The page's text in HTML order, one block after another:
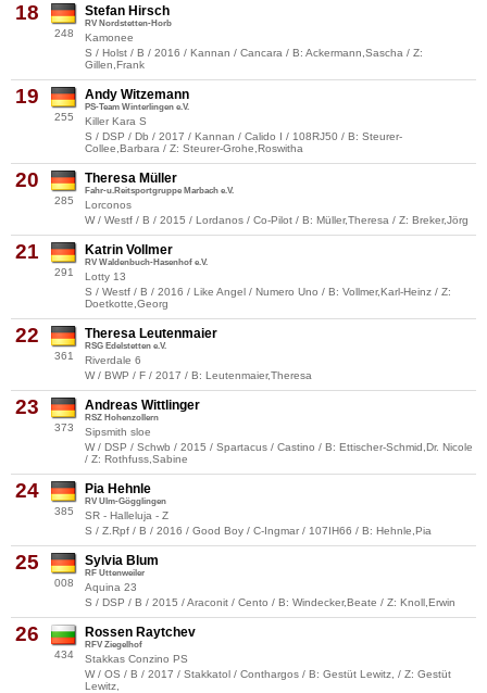
18
248
Stefan Hirsch
RV Nordstetten-Horb
Kamonee
S / Holst / B / 2016 / Kannan / Cancara / B: Ackermann,Sascha / Z:
Gillen,Frank
19
255
Andy Witzemann
PS-Team Winterlingen e.V.
Killer Kara S
S / DSP / Db / 2017 / Kannan / Calido I / 108RJ50 / B: Steurer-
Collee,Barbara / Z: Steurer-Grohe,Roswitha
20
285
Theresa Müller
Fahr-u.Reitsportgruppe Marbach e.V.
Lorconos
W / Westf / B / 2015 / Lordanos / Co-Pilot / B: Müller,Theresa / Z: Breker,Jörg
21
291
Katrin Vollmer
RV Waldenbuch-Hasenhof e.V.
Lotty 13
S / Westf / B / 2016 / Like Angel / Numero Uno / B: Vollmer,Karl-Heinz / Z:
Doetkotte,Georg
22
361
Theresa Leutenmaier
RSG Edelstetten e.V.
Riverdale 6
W / BWP / F / 2017 / B: Leutenmaier,Theresa
23
373
Andreas Wittlinger
RSZ Hohenzollern
Sipsmith sloe
W / DSP / Schwb / 2015 / Spartacus / Castino / B: Ettischer-Schmid,Dr. Nicole
/ Z: Rothfuss,Sabine
24
385
Pia Hehnle
RV Ulm-Gögglingen
SR - Halleluja - Z
S / Z.Rpf / B / 2016 / Good Boy / C-Ingmar / 107IH66 / B: Hehnle,Pia
25
008
Sylvia Blum
RF Uttenweiler
Aquina 23
S / DSP / B / 2015 / Araconit / Cento / B: Windecker,Beate / Z: Knoll,Erwin
26
434
Rossen Raytchev
RFV Ziegelhof
Stakkas Conzino PS
W / OS / B / 2017 / Stakkatol / Conthargos / B: Gestüt Lewitz, / Z: Gestüt
Lewitz,